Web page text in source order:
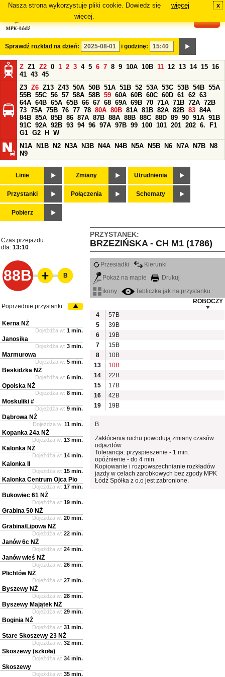
Nasza strona wykorzystuje pliki cookie. Dowiedz się
więcej.
więcej x
Sprawdź rozkład na dzień: i godzinę:
Z Z1 Z2 0 1 2 3 4 5 6 7 8 9 10A 10B 11 12 13 14 15 16
41 43 45
Z3 Z6 Z13 Z43 50A 50B 51A 51B 52 53A 53C 53B 54B 55A
55B 55C 56 57 58A 58B 59 60A 60B 60C 60D 61 62 63
64A 64B 65A 65B 66 67 68 69A 69B 70 71A 71B 72A 72B
73 75A 75B 76 77 78 80A 80B 81A 81B 82A 82B 83 84A
84B 85A 85B 86 87A 87B 88A 88B 88C 88D 89 90 91A 91B
91C 92A 92B 93 94 96 97A 97B 99 100 101 201 202 6.
F1
G1 G2 H
W
N1A
N1B N2 N3A N3B N4A N4B N5A N5B N6 N7A N7B
N8
N9
Linie Zmiany Utrudnienia
Przystanki Połączenia Schematy
Pobierz
PRZYSTANEK:
BRZEZIŃSKA - CH M1 (1786)
Czas przejazdu
dla: 13:10
88B
Przesiadki
Kierunki
Pokaż na mapie
Drukuj
ikony
Tabliczka jak na przystanku
ROBOCZY
4
57B
5
39B
6
19B
7
15B
8
10B
13
10B
14
22B
15
17B
16
42B
19
19B
B
Zakłócenia ruchu powodują zmiany czasów
odjazdów
Tolerancja: przyspieszenie - 1 min.
opóźnienie - do 4 min.
Kopiowanie i rozpowszechnianie rozkładów
jazdy w celach zarobkowych bez zgody MPK
Łódź Spółka z o.o jest zabronione.
B
Poprzednie przystanki
Kerna NŻ
Dojeżdża w: 1 min.
Janosika
Dojeżdża w: 3 min.
Marmurowa
Dojeżdża w: 5 min.
Beskidzka NŻ
Dojeżdża w: 6 min.
Opolska NŻ
Dojeżdża w: 8 min.
Moskuliki #
Dojeżdża w: 9 min.
Dąbrowa NŻ
Dojeżdża w: 11 min.
Kopanka 24a NŻ
Dojeżdża w: 13 min.
Kalonka NŻ
Dojeżdża w: 14 min.
Kalonka II
Dojeżdża w: 15 min.
Kalonka Centrum Ojca Pio
Dojeżdża w: 17 min.
Bukowiec 61 NŻ
Dojeżdża w: 19 min.
Grabina 50 NŻ
Dojeżdża w: 20 min.
Grabina/Lipowa NŻ
Dojeżdża w: 22 min.
Janów 6c NŻ
Dojeżdża w: 24 min.
Janów wieś NŻ
Dojeżdża w: 26 min.
Plichtów NŻ
Dojeżdża w: 27 min.
Byszewy NŻ
Dojeżdża w: 28 min.
Byszewy Majątek NŻ
Dojeżdża w: 29 min.
Boginia NŻ
Dojeżdża w: 31 min.
Stare Skoszewy 23 NŻ
Dojeżdża w: 32 min.
Skoszewy (szkoła)
Dojeżdża w: 34 min.
Skoszewy
Dojeżdża w: 35 min.